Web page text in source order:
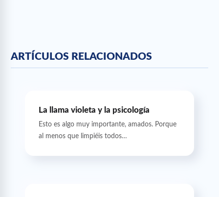
ARTÍCULOS RELACIONADOS
La llama violeta y la psicología
Esto es algo muy importante, amados. Porque
al menos que limpiéis todos…